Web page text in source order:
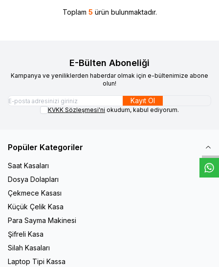
W
h
t
s
a
p
p
D
e
s
e
H
a
t
t
Toplam 5 ürün bulunmaktadır.
E-Bülten Aboneliği
Kampanya ve yeniliklerden haberdar olmak için e-bültenimize abone
olun!
Kayıt Ol
KVKK Sözleşmesi'ni okudum, kabul ediyorum.
Popüler Kategoriler
Saat Kasaları
Dosya Dolapları
Çekmece Kasası
Küçük Çelik Kasa
Para Sayma Makinesi
Şifreli Kasa
Silah Kasaları
Laptop Tipi Kassa